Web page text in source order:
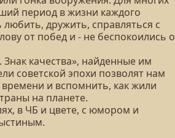
период в жизни каждого
дружить, справляться с
от побед и - не беспокоились о
качества», найденные им
советской эпохи позволят нам
и вспомнить, как жили
на планете.
в ЧБ и цвете, с юмором и